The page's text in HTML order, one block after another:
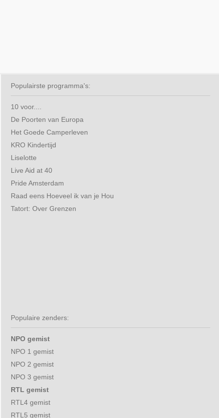
Populairste programma's:
10 voor....
De Poorten van Europa
Het Goede Camperleven
KRO Kindertijd
Liselotte
Live Aid at 40
Pride Amsterdam
Raad eens Hoeveel ik van je Hou
Tatort: Over Grenzen
Populaire zenders:
NPO gemist
NPO 1 gemist
NPO 2 gemist
NPO 3 gemist
RTL gemist
RTL4 gemist
RTL5 gemist